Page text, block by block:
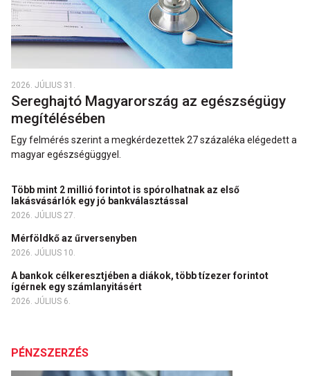
2026. JÚLIUS 31.
Sereghajtó Magyarország az egészségügy
megítélésében
Egy felmérés szerint a megkérdezettek 27 százaléka elégedett a
magyar egészségüggyel.
Több mint 2 millió forintot is spórolhatnak az első
lakásvásárlók egy jó bankválasztással
2026. JÚLIUS 27.
Mérföldkő az űrversenyben
2026. JÚLIUS 10.
A bankok célkeresztjében a diákok, több tízezer forintot
ígérnek egy számlanyitásért
2026. JÚLIUS 6.
PÉNZSZERZÉS